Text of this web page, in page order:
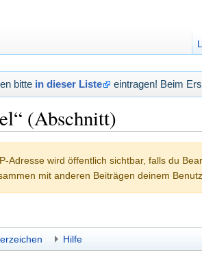
bitte in dieser Liste eintragen! Beim
(Abschnitt)
Adresse wird öffentlich sichtbar, falls du
mit anderen Beiträgen deinem
Hilfe